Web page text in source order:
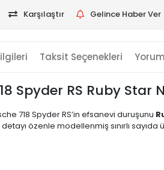
Karşılaştır Gelince Haber Ver
Taksit Seçenekleri
Spyder RS Ruby Star
718 Spyder RS’in efsanevi duruşunu
özenle modellenmiş sınırlı